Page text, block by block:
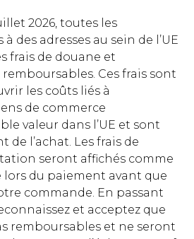
2026, toutes les
des adresses au sein de l’UE
frais de douane et
Ces frais sont
les coûts liés à
de commerce
valeur dans l’UE et sont
de l’achat. Les frais de
seront affichés comme
du paiement avant que
commande. En passant
et acceptez que
remboursables et ne seront